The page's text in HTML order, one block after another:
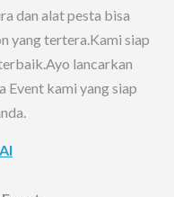
dan alat pesta bisa
yang tertera.Kami siap
lancarkan
Event kami yang siap